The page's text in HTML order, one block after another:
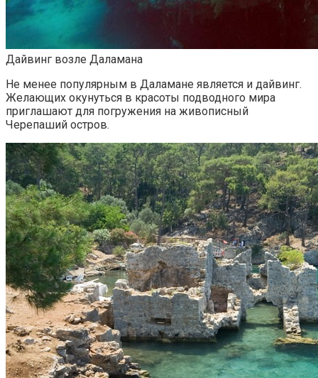
Дайвинг возле Даламана
Не менее популярным в Даламане является и дайвинг.
Желающих окунуться в красоты подводного мира
приглашают для погружения на живописный
Черепаший остров.